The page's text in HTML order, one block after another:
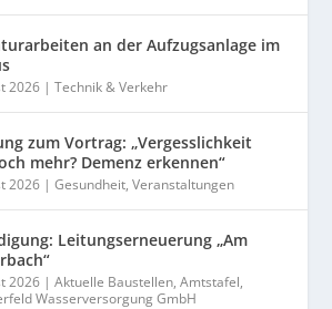
an der Aufzugsanlage im
2026 |Technik & Verkehr
zum Vortrag: „Vergesslichkeit
mehr? Demenz erkennen“
2026 |Gesundheit,Veranstaltungen
Leitungserneuerung „Am
2026 |Aktuelle Baustellen,Amtstafel,
Wasserversorgung GmbH